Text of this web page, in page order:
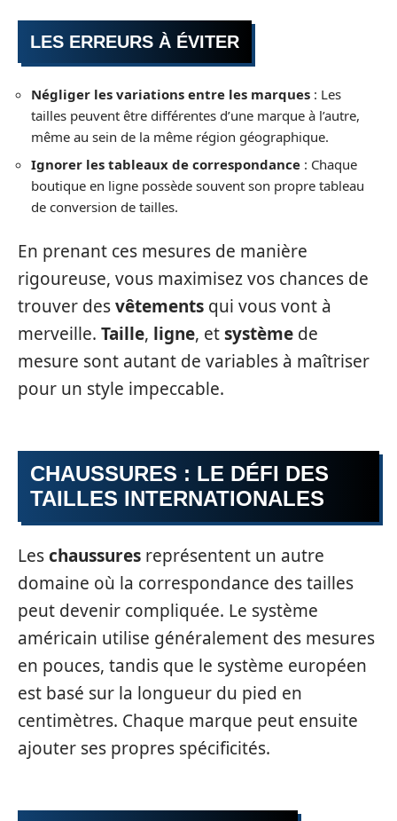
LES ERREURS À ÉVITER
Négliger les variations entre les marques : Les
tailles peuvent être différentes d’une marque à l’autre,
même au sein de la même région géographique.
Ignorer les tableaux de correspondance : Chaque
boutique en ligne possède souvent son propre tableau
de conversion de tailles.
En prenant ces mesures de manière
rigoureuse, vous maximisez vos chances de
trouver desvêtements qui vous vont à
merveille. Taille, ligne, etsystème de
mesure sont autant de variables à maîtriser
pour un style impeccable.
CHAUSSURES : LE DÉFI DES
TAILLES INTERNATIONALES
Leschaussures représentent un autre
domaine où la correspondance des tailles
peut devenir compliquée. Le système
américain utilise généralement des mesures
en pouces, tandis que le système européen
est basé sur la longueur du pied en
centimètres. Chaque marque peut ensuite
ajouter ses propres spécificités.